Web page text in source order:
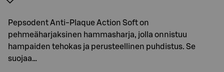
Pepsodent Anti-Plaque Action Soft on
pehmeäharjaksinen hammasharja, jolla onnistuu
hampaiden tehokas ja perusteellinen puhdistus. Se
suojaa…